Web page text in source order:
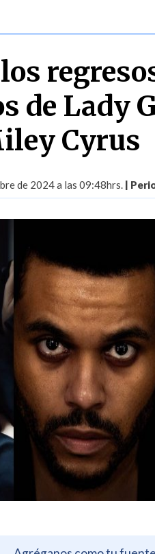
de Lady
Cyrus
de 2024 a las 09:48hrs. |